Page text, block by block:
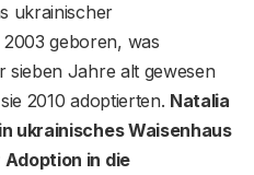
ukrainischer
geboren, was
sieben Jahre alt gewesen
2010 adoptierten. Natalia
ukrainisches Waisenhaus
in die